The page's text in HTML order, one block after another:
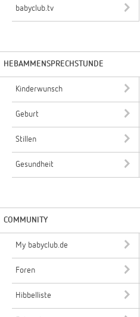
babyclub.tv
HEBAMMENSPRECHSTUNDE
Kinderwunsch
Geburt
Stillen
Gesundheit
COMMUNITY
My babyclub.de
Foren
Hibbelliste